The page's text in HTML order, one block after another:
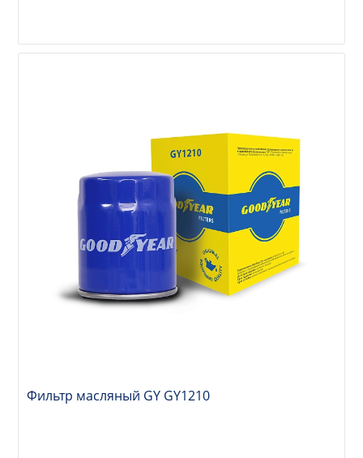
Фильтр масляный GY GY1210